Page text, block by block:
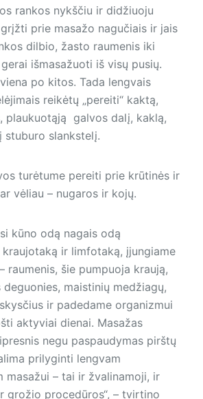
rankos nykščiu ir didžiuoju
prie masažo nagučiais ir jais
dilbio, žasto raumenis iki
išmasažuoti iš visų pusių.
po kitos. Tada lengvais
reikėtų „pereiti“ kaktą,
plaukuotąją galvos dalį, kaklą,
stuburo slankstelį.
turėtume pereiti prie krūtinės ir
vėliau – nugaros ir kojų.
kūno odą nagais odą
ir limfotaką, įjungiame
raumenis, šie pumpuoja kraują,
maistinių medžiagų,
ir padedame organizmui
aktyviai dienai. Masažas
negu paspaudymas pirštų
prilyginti lengvam
masažui – tai ir žvalinamoji, ir
grožio procedūros“, – tvirtino